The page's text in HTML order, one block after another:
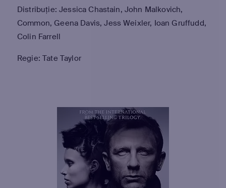
Distribuție: Jessica Chastain, John Malkovich,
Common, Geena Davis, Jess Weixler, Ioan Gruffudd,
Colin Farrell
Regie: Tate Taylor